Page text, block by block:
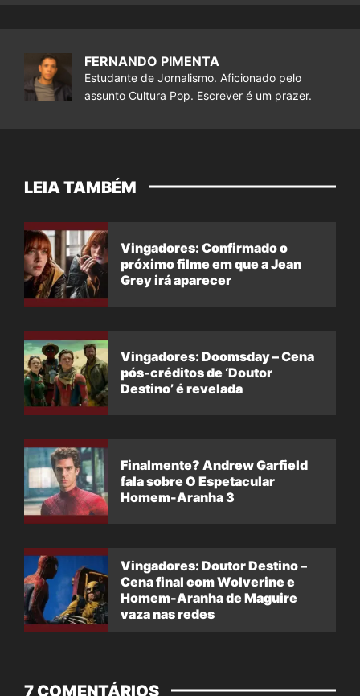
FERNANDO PIMENTA
Estudante de Jornalismo. Aficionado pelo
assunto Cultura Pop. Escrever é um prazer.
LEIA TAMBÉM
Vingadores: Confirmado o
próximo filme em que a Jean
Grey irá aparecer
Vingadores: Doomsday – Cena
pós-créditos de ‘Doutor
Destino’ é revelada
Finalmente? Andrew Garfield
fala sobre O Espetacular
Homem-Aranha 3
Vingadores: Doutor Destino –
Cena final com Wolverine e
Homem-Aranha de Maguire
vaza nas redes
7 COMENTÁRIOS